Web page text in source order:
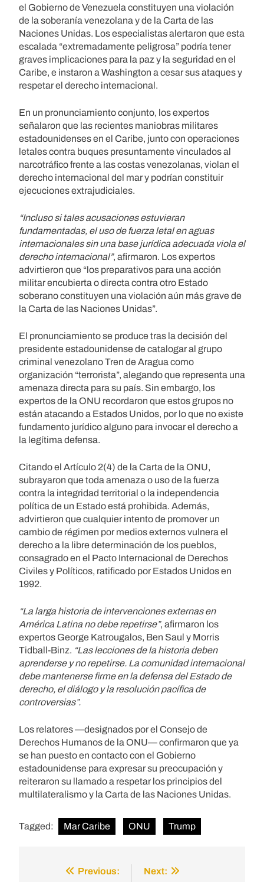
el Gobierno de Venezuela constituyen una violación
de la soberanía venezolana y de la Carta de las
Naciones Unidas. Los especialistas alertaron que esta
escalada “extremadamente peligrosa” podría tener
graves implicaciones para la paz y la seguridad en el
Caribe, e instaron a Washington a cesar sus ataques y
respetar el derecho internacional.
En un pronunciamiento conjunto, los expertos
señalaron que las recientes maniobras militares
estadounidenses en el Caribe, junto con operaciones
letales contra buques presuntamente vinculados al
narcotráfico frente a las costas venezolanas, violan el
derecho internacional del mar y podrían constituir
ejecuciones extrajudiciales.
“Incluso si tales acusaciones estuvieran
fundamentadas, el uso de fuerza letal en aguas
internacionales sin una base jurídica adecuada viola el
derecho internacional”, afirmaron. Los expertos
advirtieron que “los preparativos para una acción
militar encubierta o directa contra otro Estado
soberano constituyen una violación aún más grave de
la Carta de las Naciones Unidas”.
El pronunciamiento se produce tras la decisión del
presidente estadounidense de catalogar al grupo
criminal venezolano Tren de Aragua como
organización “terrorista”, alegando que representa una
amenaza directa para su país. Sin embargo, los
expertos de la ONU recordaron que estos grupos no
están atacando a Estados Unidos, por lo que no existe
fundamento jurídico alguno para invocar el derecho a
la legítima defensa.
Citando el Artículo 2(4) de la Carta de la ONU,
subrayaron que toda amenaza o uso de la fuerza
contra la integridad territorial o la independencia
política de un Estado está prohibida. Además,
advirtieron que cualquier intento de promover un
cambio de régimen por medios externos vulnera el
derecho a la libre determinación de los pueblos,
consagrado en el Pacto Internacional de Derechos
Civiles y Políticos, ratificado por Estados Unidos en
1992.
“La larga historia de intervenciones externas en
América Latina no debe repetirse”, afirmaron los
expertos George Katrougalos, Ben Saul y Morris
Tidball-Binz. “Las lecciones de la historia deben
aprenderse y no repetirse. La comunidad internacional
debe mantenerse firme en la defensa del Estado de
derecho, el diálogo y la resolución pacífica de
controversias”.
Los relatores —designados por el Consejo de
Derechos Humanos de la ONU— confirmaron que ya
se han puesto en contacto con el Gobierno
estadounidense para expresar su preocupación y
reiteraron su llamado a respetar los principios del
multilateralismo y la Carta de las Naciones Unidas.
Tagged: Mar Caribe ONU Trump
Previous: Next: